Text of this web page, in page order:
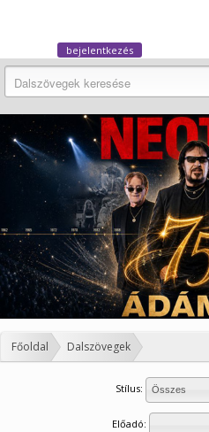
bejelentkezés
Főoldal Dalszövegek
Stílus: Összes
Előadó: